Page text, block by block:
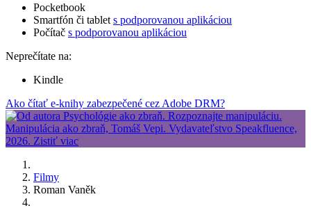
Pocketbook
Smartfón či tablet s podporovanou aplikáciou
Počítač s podporovanou aplikáciou
Neprečítate na:
Kindle
Ako čítať e-knihy zabezpečené cez Adobe DRM?
Filmy
Roman Vaněk